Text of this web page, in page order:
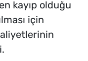
kayıp olduğu
için